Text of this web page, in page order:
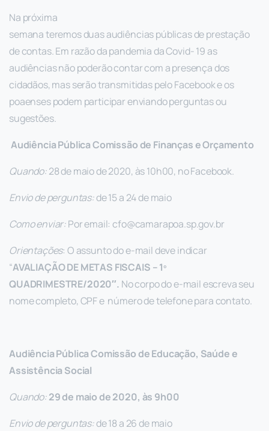
Na próxima
semana teremos duas audiências públicas de prestação
de contas. Em razão da pandemia da Covid- 19 as
audiências não poderão contar com a presença dos
cidadãos, mas serão transmitidas pelo Facebook e os
poaenses podem participar enviando perguntas ou
sugestões.
Audiência Pública Comissão de Finanças e Orçamento
Quando:28 de maio de 2020, às 10h00, no Facebook.
Envio de perguntas:de 15 a 24 de maio
Como enviar:Por email:cfo@camarapoa.sp.gov.br
Orientações: O assunto do e-mail deve indicar
“AVALIAÇÃO DE METAS FISCAIS – 1º
QUADRIMESTRE/2020″. No corpo do e-mail escreva seu
nome completo, CPF e número de telefone para contato.
Audiência Pública Comissão de Educação, Saúde e
Assistência Social
Quando:29 de maio de 2020, às 9h00
Envio de perguntas:de 18 a 26 de maio